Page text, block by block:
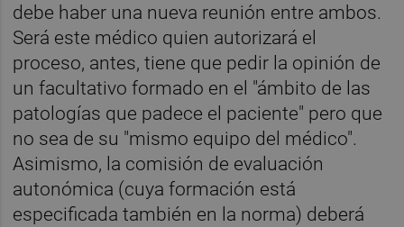
debe haber una nueva reunión entre ambos.
Será este médico quien autorizará el
proceso, antes, tiene que pedir la opinión de
un facultativo formado en el "ámbito de las
patologías que padece el paciente" pero que
no sea de su "mismo equipo del médico".
Asimismo, la comisión de evaluación
autonómica (cuya formación está
especificada también en la norma) deberá